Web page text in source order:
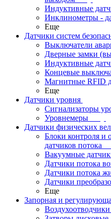
Индуктивные
Инклинометры -
Еще
Датчики систем
Выключатели
Дверные замки
Индуктивные
Концевые
Магнитные RFID
Еще
Датчики уровня
Сигнализаторы
Уровнемеры
Датчики физических
Блоки контроля и
датчиков потока
Вакуумные
Датчики потока
Датчики потока
Датчики
Еще
Запорная и
Воздухоотводчики